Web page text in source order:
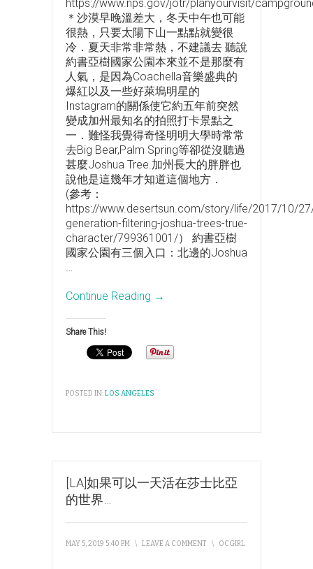
https://www.nps.gov/jotr/planyourvisit/
＊沙漠早晚溫差大，冬天中午也可能
很熱，只要太陽下山一點點就變很
冷．夏天非常非常熱，不建議去 聽說
約書亞樹國家公園本來並不是那麼有
人氣，是因為Coachella音樂盛典的
爆紅以及一些好萊塢明星的
Instagram的關係使它約五年前突然
變成加州最知名的拍照打卡景點之
一．難怪我覺得奇怪明明大學時常常
去Big Bear,Palm Spring等卻從沒聽過
甚麼Joshua Tree.加州長大的胖胖也
說他是這幾年才知道這個地方．
(參考：
https://www.desertsun.com/story/life/2017/10/
generation-filtering-joshua-trees-true-
character/799361001/） 約書亞樹
國家公園有三個入口：北邊的Joshua
…
Continue Reading →
Share This!
POSTED IN:LOS ANGELES
[LA]如果可以一天活在莎士比亞
的世界…
MAY 5, 2019 5:40 PM \ LEAVE A COMMENT \ OCGIRL